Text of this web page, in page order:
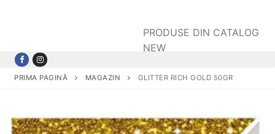
PRODUSE DIN CATALOG
NEW
PRIMA PAGINĂ MAGAZIN GLITTER RICH GOLD 50GR